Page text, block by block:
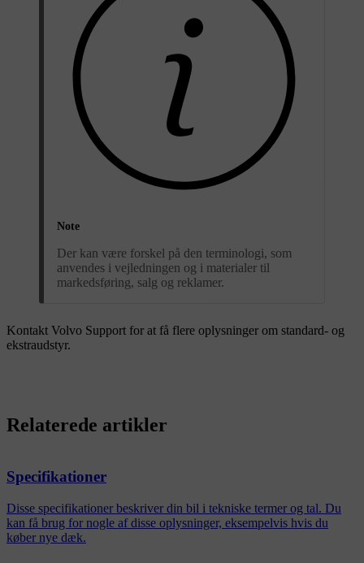
Note
Der kan være forskel på den terminologi, som
anvendes i vejledningen og i materialer til
markedsføring, salg og reklamer.
Kontakt Volvo Support for at få flere oplysninger om standard- og
ekstraudstyr.
Relaterede artikler
Specifikationer
Disse specifikationer beskriver din bil i tekniske termer og tal. Du
kan få brug for nogle af disse oplysninger, eksempelvis hvis du
køber nye dæk.